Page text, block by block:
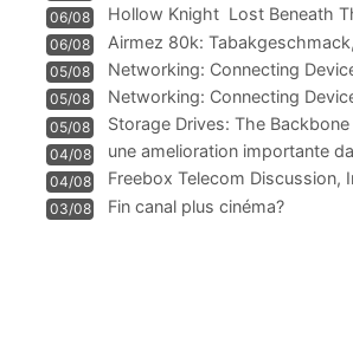
06/08 Hollow Knight  Lost Beneath
06/08
Airmez 80k:
Technologie und Leistung im
05/08 Networking: Connecting
05/08
Networking: Connecting
Information
05/08
Storage Drives: The
Management
04/08
une amelioration importante
WIFI
04/08
Freebox Telecom Discussion,
Communi
03/08 Fin canal plus cinéma?